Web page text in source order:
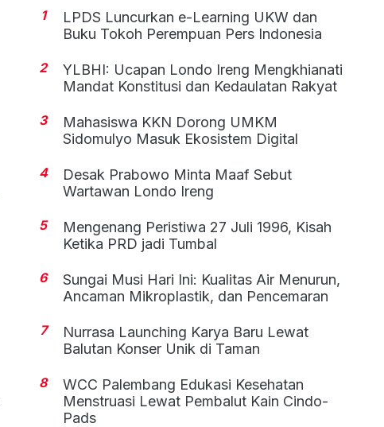
1
LPDS Luncurkan e-Learning UKW dan
Buku Tokoh Perempuan Pers Indonesia
2
YLBHI: Ucapan Londo Ireng Mengkhianati
Mandat Konstitusi dan Kedaulatan Rakyat
3
Mahasiswa KKN Dorong UMKM
Sidomulyo Masuk Ekosistem Digital
4
Desak Prabowo Minta Maaf Sebut
Wartawan Londo Ireng
5
Mengenang Peristiwa 27 Juli 1996, Kisah
Ketika PRD jadi Tumbal
6
Sungai Musi Hari Ini: Kualitas Air Menurun,
Ancaman Mikroplastik, dan Pencemaran
7
Nurrasa Launching Karya Baru Lewat
Balutan Konser Unik di Taman
8
WCC Palembang Edukasi Kesehatan
Menstruasi Lewat Pembalut Kain Cindo-
Pads